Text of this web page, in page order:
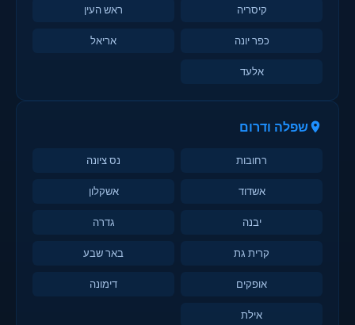
קיסריה ראש העין
כפר יונה אריאל
אלעד
שפלה ודרום
רחובות נס ציונה
אשדוד אשקלון
יבנה גדרה
קרית גת באר שבע
אופקים דימונה
אילת